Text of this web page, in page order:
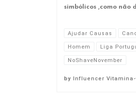
simbólicos ,como não
Ajudar Causas
Homem Liga
NoShaveNovember
by Influencer Vitamina-